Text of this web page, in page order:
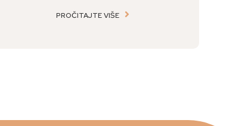
PROČITAJTE VIŠE